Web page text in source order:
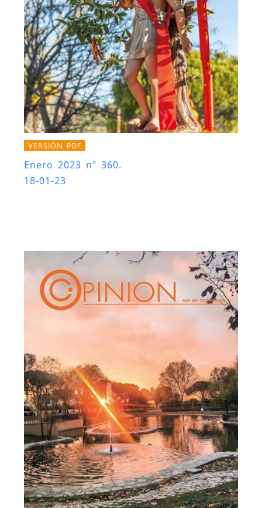
VERSIÓN PDF
Enero 2023 nº 360.
18-01-23